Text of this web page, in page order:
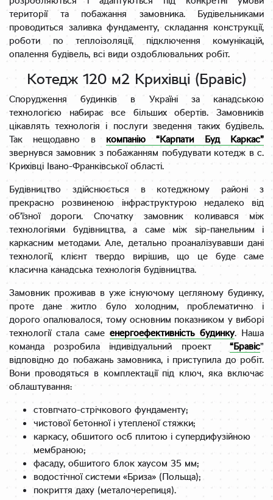
території та побажання замовника. Будівельниками
проводиться заливка фундаменту, складання конструкції,
роботи по теплоізоляції, підключення комунікацій,
опалення будівель, всі види оздоблювальних робіт.
Котедж 120 м2 Крихівці (Бравіс)
Спорудження будинків в Україні за канадською
технологією набирає все більших обертів. Замовників
цікавлять технологія і послуги зведення таких будівель.
Так нещодавно в компанію “Карпати Буд Каркас”
звернувся замовник з побажанням побудувати котедж в с.
Крихівці Івано-Франківської області.
Будівництво здійснюється в котеджному районі з
прекрасно розвиненою інфраструктурою недалеко від
об’їзної дороги. Спочатку замовник коливався між
технологіями будівництва, а саме між sip-панельним і
каркасним методами. Але, детально проаналізувавши дані
технології, клієнт твердо вирішив, що це буде саме
класична канадська технологія будівництва.
Замовник проживав в уже існуючому цегляному будинку,
проте дане житло було холодним, проблематично і
дорого опалювалося, тому основним показником у виборі
технології стала самеенергоефективність будинку. Наша
команда розробила індивідуальний проект “Бравіс”
відповідно до побажань замовника, і приступила до робіт.
Вони проводяться в комплектації під ключ, яка включає
облаштування:
стовпчато-стрічкового фундаменту;
чистової бетонної і утепленої стяжки;
каркасу, обшитого осб плитою і супердифузійною
мембраною;
фасаду, обшитого блок хаусом 35 мм;
водостічної системи «Бриза» (Польща);
покриття даху (металочерепиця).